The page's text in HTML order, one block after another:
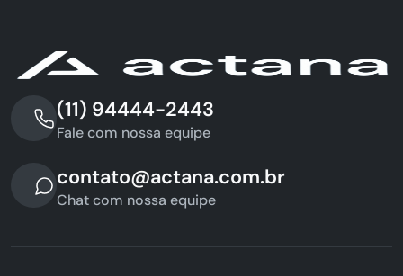
(11) 94444-2443
Fale com nossa equipe
contato@actana.com.br
Chat com nossa equipe